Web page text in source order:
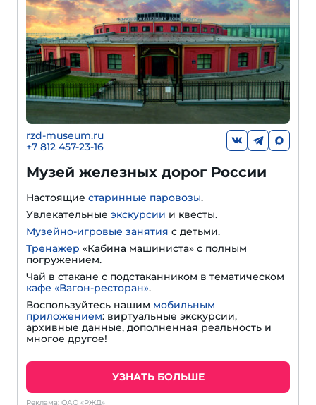
rzd-museum.ru
+7 812 457-23-16
Музей железных дорог России
Настоящие старинные паровозы.
Увлекательные экскурсии и квесты.
Музейно-игровые занятия с детьми.
Тренажер «Кабина машиниста» с полным
погружением.
Чай в стакане с подстаканником в тематическом
кафе «Вагон-ресторан».
Воспользуйтесь нашим мобильным
приложением: виртуальные экскурсии,
архивные данные, дополненная реальность и
многое другое!
УЗНАТЬ БОЛЬШЕ
Реклама: ОАО «РЖД»